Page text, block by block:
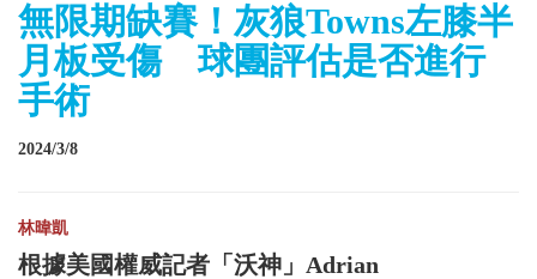
無限期缺賽！灰狼Towns左膝半
月板受傷 球團評估是否進行
手術
2024/3/8
林暐凱
根據美國權威記者「沃神」Adrian